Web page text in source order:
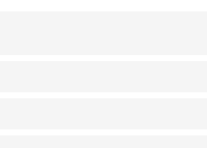
compra de espacios publicitarios en
Consiste en dividir a la audiencia en
y comportamentales. Ejemplos